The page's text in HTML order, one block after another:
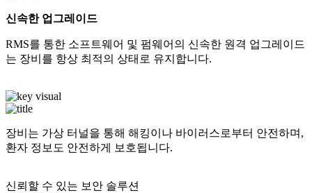
신속한 업그레이드
RMS를 통한 소프트웨어 및 펌웨어의 신속한 원격 업그레이드
는 장비를 항상 최적의 상태로 유지합니다.
장비는 가상 터널을 통해 해킹이나 바이러스로부터 안전하며,
환자 정보도 안전하게 보호됩니다.
신뢰할 수 있는 보안 솔루션